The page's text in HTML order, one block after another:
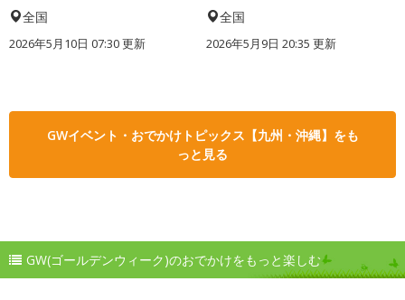
全国
2026年5月10日 07:30 更新
全国
2026年5月9日 20:35 更新
GWイベント・おでかけトピックス【九州・沖縄】をも
っと見る
GW(ゴールデンウィーク)のおでかけをもっと楽しむ